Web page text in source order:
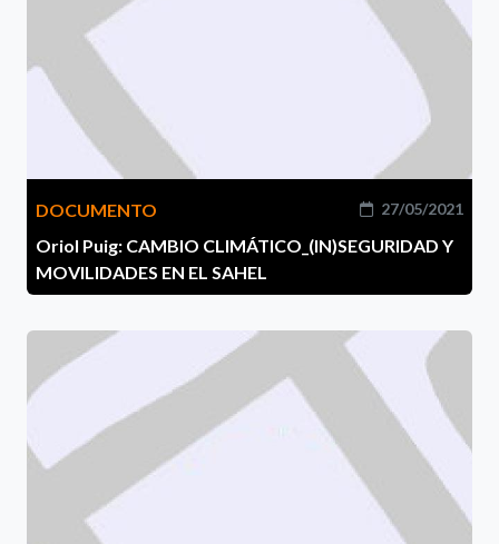
DOCUMENTO 27/05/2021
Oriol Puig: CAMBIO CLIMÁTICO_(IN)SEGURIDAD Y
MOVILIDADES EN EL SAHEL